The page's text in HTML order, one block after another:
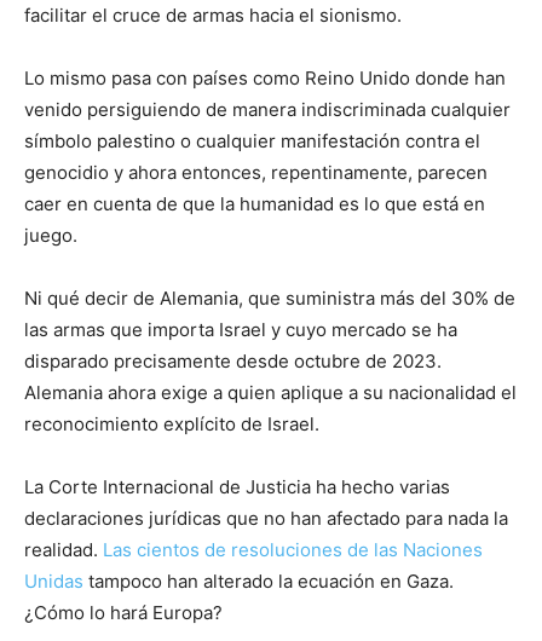
facilitar el cruce de armas hacia el sionismo.
Lo mismo pasa con países como Reino Unido donde han
venido persiguiendo de manera indiscriminada cualquier
símbolo palestino o cualquier manifestación contra el
genocidio y ahora entonces, repentinamente, parecen
caer en cuenta de que la humanidad es lo que está en
juego.
Ni qué decir de Alemania, que suministra más del 30% de
las armas que importa Israel y cuyo mercado se ha
disparado precisamente desde octubre de 2023.
Alemania ahora exige a quien aplique a su nacionalidad el
reconocimiento explícito de Israel.
La Corte Internacional de Justicia ha hecho varias
declaraciones jurídicas que no han afectado para nada la
realidad. Las cientos de resoluciones de las Naciones
Unidas tampoco han alterado la ecuación en Gaza.
¿Cómo lo hará Europa?